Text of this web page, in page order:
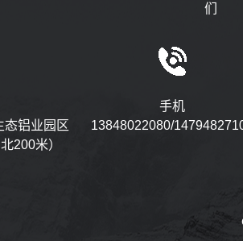
们
态铝业园区
200米）
手机
13848022080/